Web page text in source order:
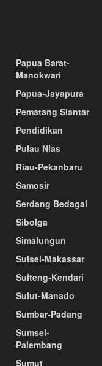
Papua Barat-
Manokwari
Papua-Jayapura
Pematang Siantar
Pendidikan
Pulau Nias
Riau-Pekanbaru
Samosir
Serdang Bedagai
Sibolga
Simalungun
Sulsel-Makassar
Sulteng-Kendari
Sulut-Manado
Sumbar-Padang
Sumsel-
Palembang
Sumut